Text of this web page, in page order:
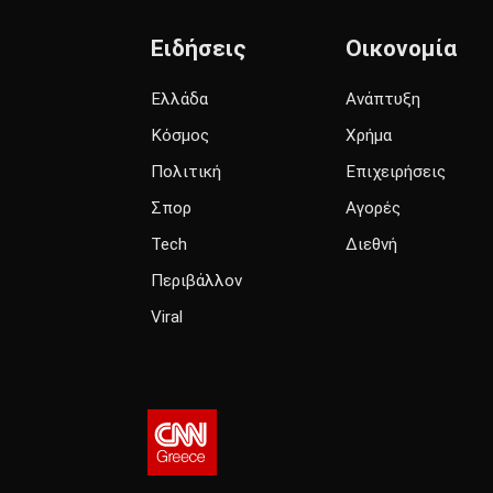
Ειδήσεις
Ελλάδα
Κόσμος
Πολιτική
Σπορ
Tech
Περιβάλλον
Viral
Οικονομία
Ανάπτυξη
Χρήμα
Επιχειρήσεις
Αγορές
Διεθνή